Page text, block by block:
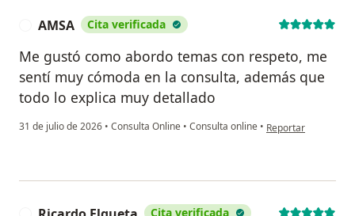
AMSA Cita verificada
Me gustó como abordo temas con respeto, me
sentí muy cómoda en la consulta, además que
todo lo explica muy detallado
31 de julio de 2026 • Consulta Online • Consulta online • en opinión del
Reportar
Cita verificada